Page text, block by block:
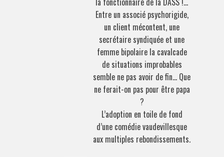
Entre un associé psychorigide,
un client mécontent, une
secrétaire syndiquée et une
femme bipolaire la cavalcade
de situations improbables
semble ne pas avoir de fin… Que
ne ferait-on pas pour être papa
?
L’adoption en toile de fond
d’une comédie vaudevillesque
aux multiples rebondissements.